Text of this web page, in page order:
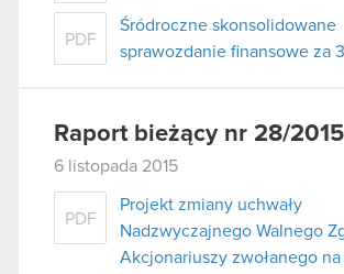
PDF
Śródroczne skonsolidowane
sprawozdanie finansowe za
Raport bieżący nr 28/2015
6 listopada 2015
PDF
Projekt zmiany uchwały
Nadzwyczajnego Walnego
Akcjonariuszy zwołanego